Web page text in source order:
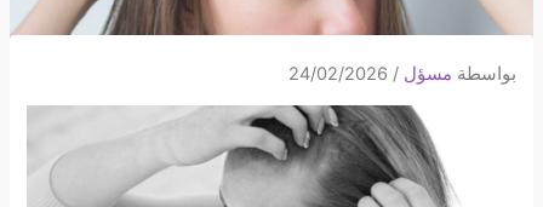
بواسطة مسؤل/
24/02/2026